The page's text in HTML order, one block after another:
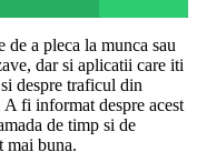
a pleca la munca sau
dar si aplicatii care iti
despre traficul din
fi informat despre acest
de timp si de
mai buna.